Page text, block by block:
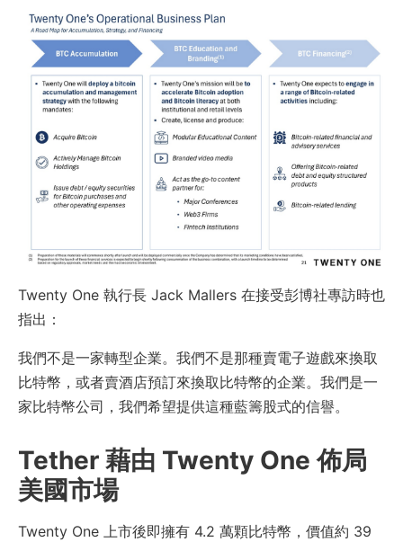
Twenty One 執行長 Jack Mallers 在接受彭博社專訪時也
指出：
我們不是一家轉型企業。我們不是那種賣電子遊戲來換取
比特幣，或者賣酒店預訂來換取比特幣的企業。我們是一
家比特幣公司，我們希望提供這種藍籌股式的信譽。
Tether 藉由 Twenty One 佈局
美國市場
Twenty One 上市後即擁有 4.2 萬顆比特幣，價值約 39